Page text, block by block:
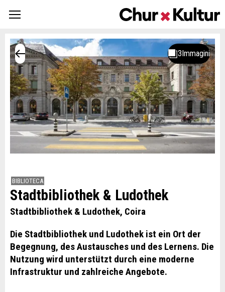
BIBLIOTECA
Stadtbibliothek & Ludothek
Stadtbibliothek & Ludothek, Coira
Die Stadtbibliothek und Ludothek ist ein Ort der
Begegnung, des Austausches und des Lernens. Die
Nutzung wird unterstützt durch eine moderne
Infrastruktur und zahlreiche Angebote.